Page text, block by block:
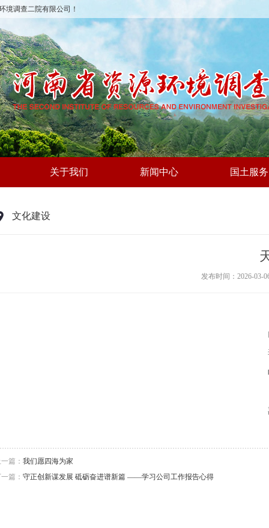
境调查二院有限公司！
关于我们 新闻中心 国土服务
文化建设
发布时间：2026-03-
篇： 我们愿四海为家
篇： 守正创新谋发展 砥砺奋进谱新篇 ——学习公司工作报告心得